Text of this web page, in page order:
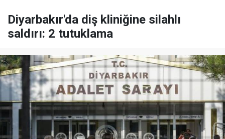
Diyarbakır'da diş kliniğine silahlı
saldırı: 2 tutuklama